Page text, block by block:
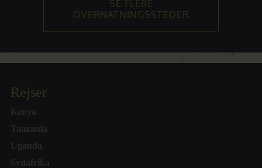
SE FLERE
OVERNATNINGSSTEDER
Rejser
Kenya
Tanzania
Uganda
Sydafrika